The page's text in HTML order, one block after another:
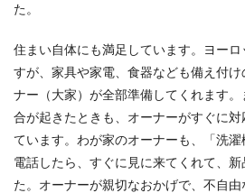
た。
住まい自体にも満足しています。ヨー
すが、家具や家電、食器なども備え付
ナー（大家）が全部準備してくれます
合が起きたときも、オーナーがすぐに
ています。わが家のオーナーも、「洗
電話したら、すぐに見に来てくれて、
た。オーナーが親切なおかげで、不自